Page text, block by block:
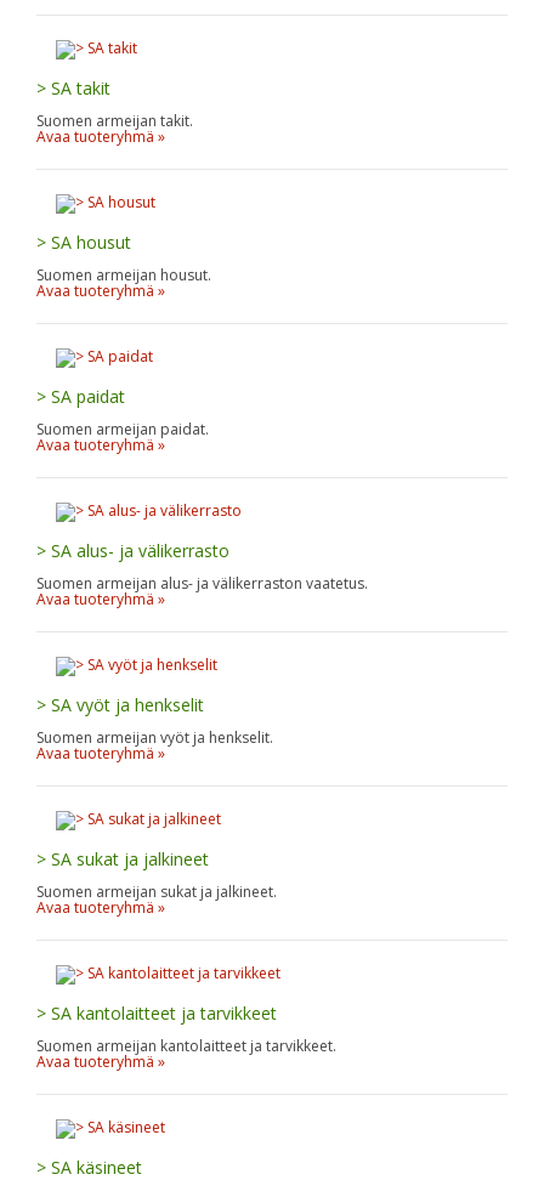
> SA takit
Suomen armeijan takit.
Avaa tuoteryhmä »
> SA housut
Suomen armeijan housut.
Avaa tuoteryhmä »
> SA paidat
Suomen armeijan paidat.
Avaa tuoteryhmä »
> SA alus- ja välikerrasto
Suomen armeijan alus- ja välikerraston vaatetus.
Avaa tuoteryhmä »
> SA vyöt ja henkselit
Suomen armeijan vyöt ja henkselit.
Avaa tuoteryhmä »
> SA sukat ja jalkineet
Suomen armeijan sukat ja jalkineet.
Avaa tuoteryhmä »
> SA kantolaitteet ja tarvikkeet
Suomen armeijan kantolaitteet ja tarvikkeet.
Avaa tuoteryhmä »
> SA käsineet